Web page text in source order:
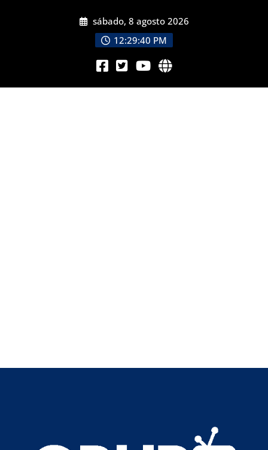
sábado, 8 agosto 2026
12:29:41 PM